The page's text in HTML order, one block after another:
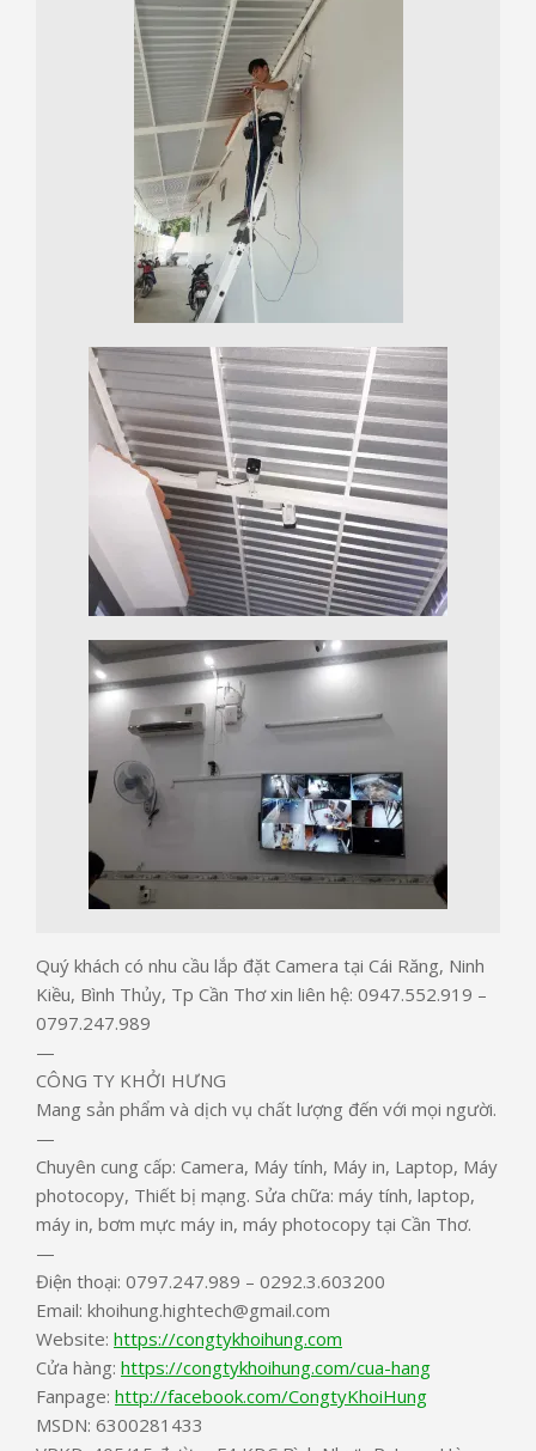
Quý khách có nhu cầu lắp đặt Camera tại Cái Răng, Ninh
Kiều, Bình Thủy, Tp Cần Thơ xin liên hệ: 0947.552.919 –
0797.247.989
—
CÔNG TY KHỞI HƯNG
Mang sản phẩm và dịch vụ chất lượng đến với mọi người.
—
Chuyên cung cấp: Camera, Máy tính, Máy in, Laptop, Máy
photocopy, Thiết bị mạng. Sửa chữa: máy tính, laptop,
máy in, bơm mực máy in, máy photocopy tại Cần Thơ.
—
Điện thoại: 0797.247.989 – 0292.3.603200
Email: khoihung.hightech@gmail.com
Website: https://congtykhoihung.com
Cửa hàng: https://congtykhoihung.com/cua-hang
Fanpage: http://facebook.com/CongtyKhoiHung
MSDN: 6300281433